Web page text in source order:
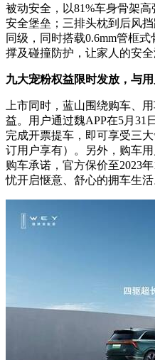
被动安全，以81%车身骨架
安全堡垒；三排头枕到后风
同级，同时搭载0.6mm管框
撑及碰撞防护，让家人的安全
九大宠粉权益限时发放，与
上市同时，蓝山围绕购车、
益。用户通过魏APP在5月31
完成开票提车，即可享受三
订用户享有）。另外，购车
购车承诺，官方保价至2023
忧开启惬意、舒心的拥车生活